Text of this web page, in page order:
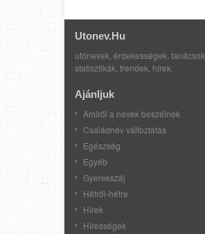
Utonev.hu
utónevek, érdekességek, tanácsok,
statisztikák, trendek, hírek
Ajánljuk
Amiről a nevek beszélnek
Családnév változtatás
Egészség
Egyéb
Gyerekszáj
Hétről-hétre
Hírek
Hírességek